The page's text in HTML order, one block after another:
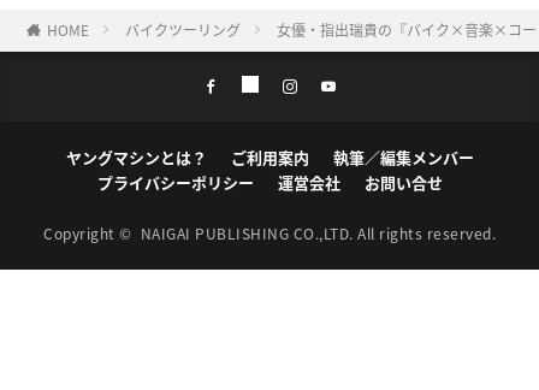
HOME バイクツーリング 女優・指出瑞貴の『バイク×音楽×コ
ヤングマシンとは？ ご利用案内
執筆／編集メンバー
プライバシーポリシー
運営会社 お問い合せ
Copyright © NAIGAI PUBLISHING CO.,LTD. All rights reserved.